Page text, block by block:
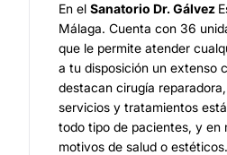
En el Sanatorio Dr. Gálvez
Málaga. Cuenta con 36
que le permite atender
a tu disposición un extenso
destacan cirugía
servicios y tratamientos
todo tipo de pacientes, y en
motivos de salud o estéticos.